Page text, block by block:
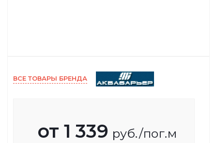
ВСЕ ТОВАРЫ БРЕНДА
от 1 339 руб./пог.м